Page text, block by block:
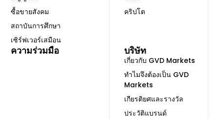
คริปโต
ซื้อขายสังคม
สถาบันการศึกษา
เซิร์ฟเวอร์เสมือน
บริษัท
เกี่ยวกับ GVD Markets
ทำไมจึงต้องเป็น GVD
Markets
เกียรติยศและรางวัล
ประวัติแบรนด์
ความร่วมมือ